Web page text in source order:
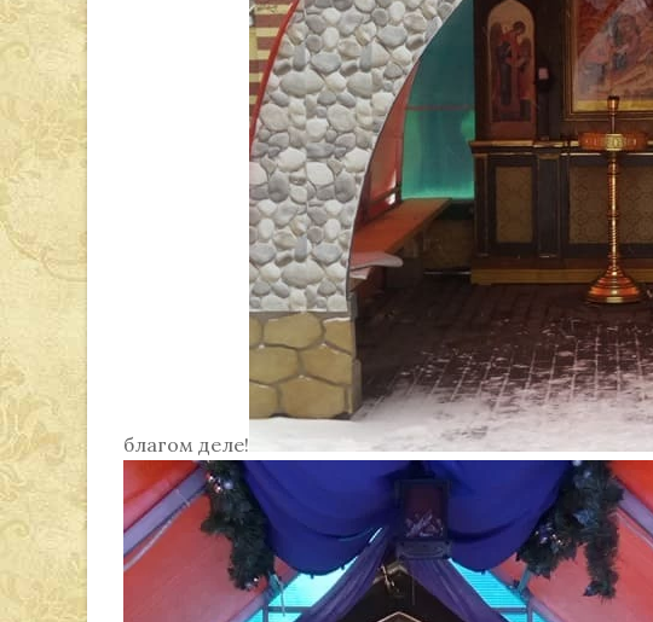
благом деле!